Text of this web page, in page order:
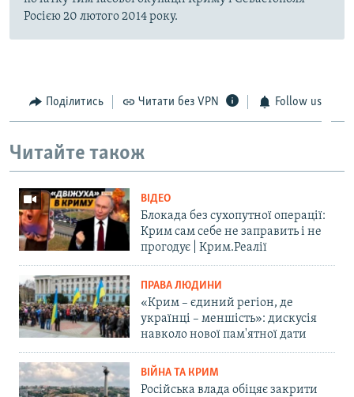
Росією 20 лютого 2014 року.
Поділитись Читати без VPN Follow us
Читайте також
ВІДЕО
Блокада без сухопутної операції:
Крим сам себе не заправить і не
прогодує | Крим.Реалії
ПРАВА ЛЮДИНИ
«Крим – єдиний регіон, де
українці – меншість»: дискусія
навколо нової пам'ятної дати
ВІЙНА ТА КРИМ
Російська влада обіцяє закрити